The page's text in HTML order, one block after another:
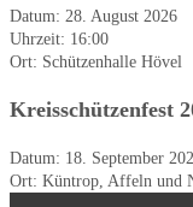
Datum: 28. August 2026
Uhrzeit: 16:00
Ort: Schützenhalle Hövel
Kreisschützenfest
Datum: 18. September
Ort: Küntrop, Affeln und